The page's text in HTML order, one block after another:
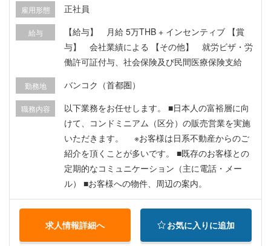
雇用形態 正社員
給与
【給与】 月給 5万THB + インセンティブ 【賞
与】 会社業績による 【その他】 就労ビザ・労
働許可証付与、社会保険及び民間医療保険支給
勤務地 バンコク（首都圏）
職務内容
以下業務をお任せします。 ■日本人の富裕層に向
けて、コンドミニアム（区分）の販売営業を実施
いただきます。 ※お客様は日系不動産からのご
紹介を頂くことが多いです。 ■既存のお客様との
定期的なコミュニケーション（主に電話・メー
ル） ■お客様への物件、周辺の案内。
求人情報詳細へ お気に入りに追加